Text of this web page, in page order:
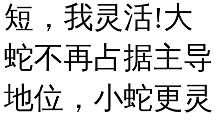
短，我灵活!大
蛇不再占据主导
地位，小蛇更灵